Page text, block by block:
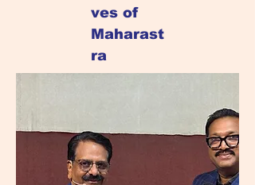
ves of
Maharast
ra